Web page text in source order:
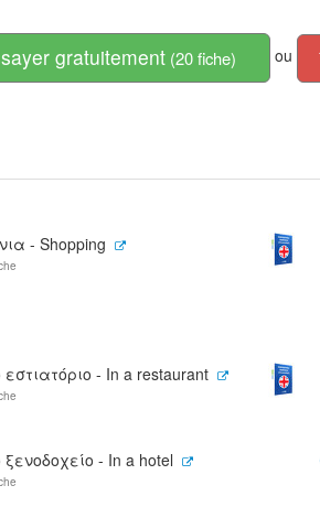
gratuitement(20 fiche) ou
- Shopping
εστιατόριο - In a restaurant
ξενοδοχείο - In a hotel